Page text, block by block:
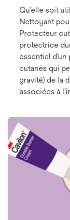
Qu’elle soit
Nettoyant
Protecteur
protectrice
essentiel
cutanés qui
gravité) de la
associées à